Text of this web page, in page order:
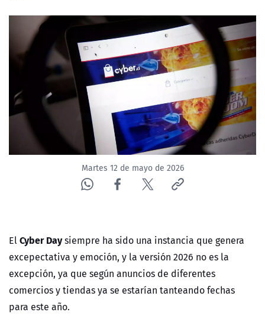
TELESERIES
ACTUALIDAD Y TENDENCIAS
CORPORATIVO Y TRANSPARENCIA
CANAL DE DENUNCIAS
ÁREA DE PROYECTOS
Martes 12 de mayo de 2026
ElCyber Daysiempre ha sido una instancia que genera
excepectativa y emoción, y la versión 2026 no es la
excepción, ya que según anuncios de diferentes
comercios y tiendas ya se estarían tanteando fechas
para este año.